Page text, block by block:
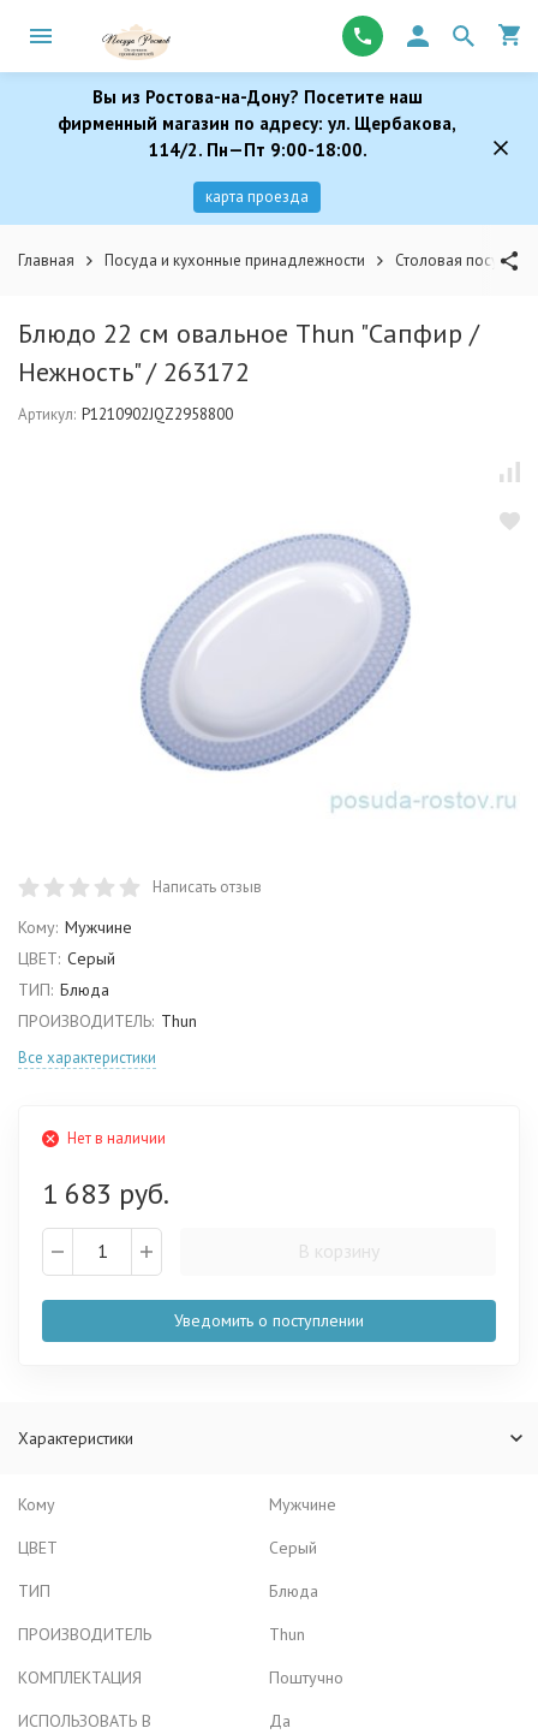
Вы из Ростова-на-Дону? Посетите наш
фирменный магазин по адресу: ул. Щербакова,
114/2. Пн—Пт 9:00-18:00.
карта проезда
Главная Посуда и кухонные принадлежности Столовая посуда
Блюдо 22 см овальное Thun "Сапфир /
Нежность" / 263172
Артикул: P1210902JQZ2958800
Написать отзыв
Кому: Мужчине
ЦВЕТ: Серый
ТИП: Блюда
ПРОИЗВОДИТЕЛЬ: Thun
Все характеристики
Нет в наличии
1 683 руб.
В корзину
Уведомить о поступлении
Характеристики
Кому
Мужчине
ЦВЕТ
Серый
ТИП
Блюда
ПРОИЗВОДИТЕЛЬ
Thun
КОМПЛЕКТАЦИЯ
Поштучно
ИСПОЛЬЗОВАТЬ В
Да